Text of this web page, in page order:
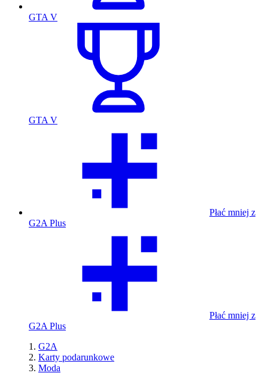
GTA V
GTA V
Płać mniej z
G2A Plus
Płać mniej z
G2A Plus
G2A
Karty podarunkowe
Moda